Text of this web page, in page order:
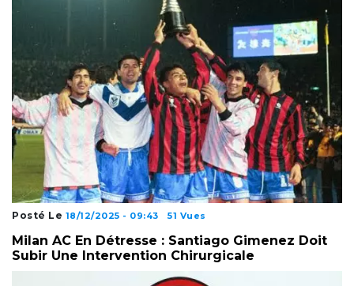
Posté Le 18/12/2025 - 09:43 51 Vues
Milan AC En Détresse : Santiago Gimenez Doit
Subir Une Intervention Chirurgicale